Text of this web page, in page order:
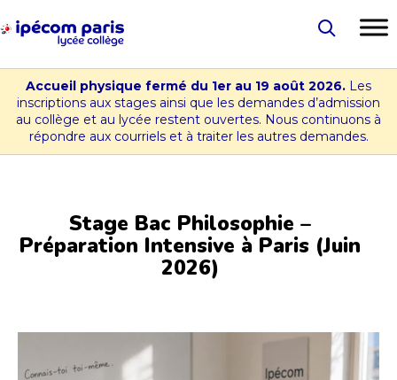
au
Collège
Ipécom
Paris
Accueil physique fermé du 1er au 19 août 2026. Les
inscriptions aux stages ainsi que les demandes d’admission
au collège et au lycée restent ouvertes. Nous continuons à
répondre aux courriels et à traiter les autres demandes.
Stage Bac Philosophie –
Préparation Intensive à Paris (Juin
2026)